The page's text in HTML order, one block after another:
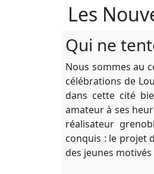
Les
Qui ne
Nous sommes au
célébrations de
dans cette cité
amateur à ses
réalisateur
conquis : le projet
des jeunes